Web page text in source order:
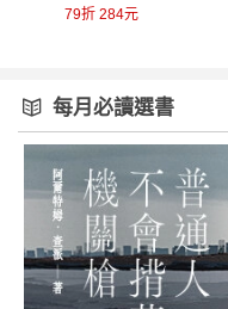
新加筆黑暗純愛系列
79折 284元
每月必讀選書